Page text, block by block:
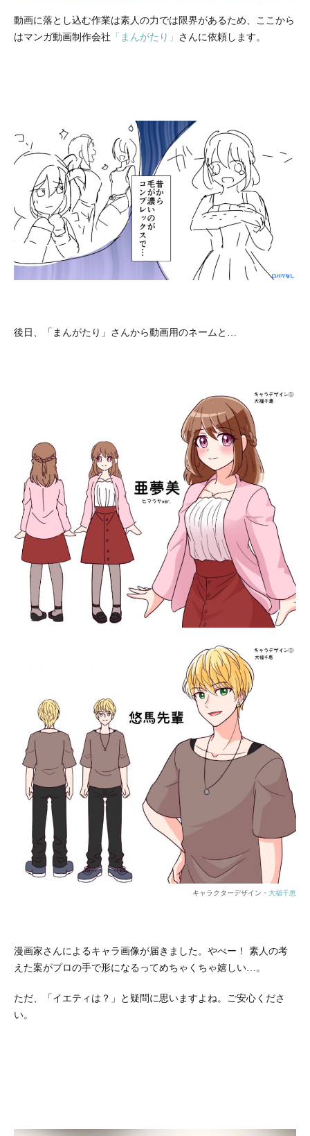
動画に落とし込む作業は素人の力では限界があるため、ここから
はマンガ動画制作会社 「まんがたり」 さんに依頼します。
後日、「まんがたり」さんから動画用のネームと…
キャラクターデザイン・ 大福千恵
漫画家さんによるキャラ画像が届きました。やべー！ 素人の考
えた案がプロの手で形になるってめちゃくちゃ嬉しい…。
ただ、「イエティは？」と疑問に思いますよね。ご安心くださ
い。